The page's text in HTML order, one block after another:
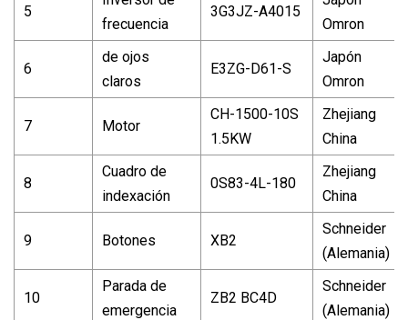
5
frecuencia
3G3JZ-A4015
Omron
6
de ojos
claros
E3ZG-D61-S
Japón
Omron
7 Motor
CH-1500-10S
1.5KW
Zhejiang
China
8
Cuadro de
indexación
0S83-4L-180
Zhejiang
China
9 Botones XB2
Schneider
(Alemania)
10
Parada de
emergencia
ZB2 BC4D
Schneider
(Alemania)